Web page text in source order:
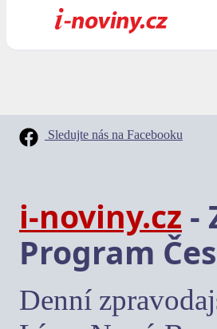
Sledujte nás na Facebooku
i-noviny.cz -
Program
Denní